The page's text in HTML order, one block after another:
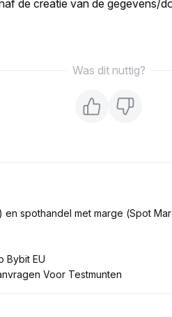
de creatie van de gegevens/
Was dit nuttig?
spothandel met marge (Spot
Bybit EU
Voor Testmunten